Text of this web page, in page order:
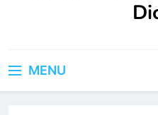
saran profesional yang
MENU